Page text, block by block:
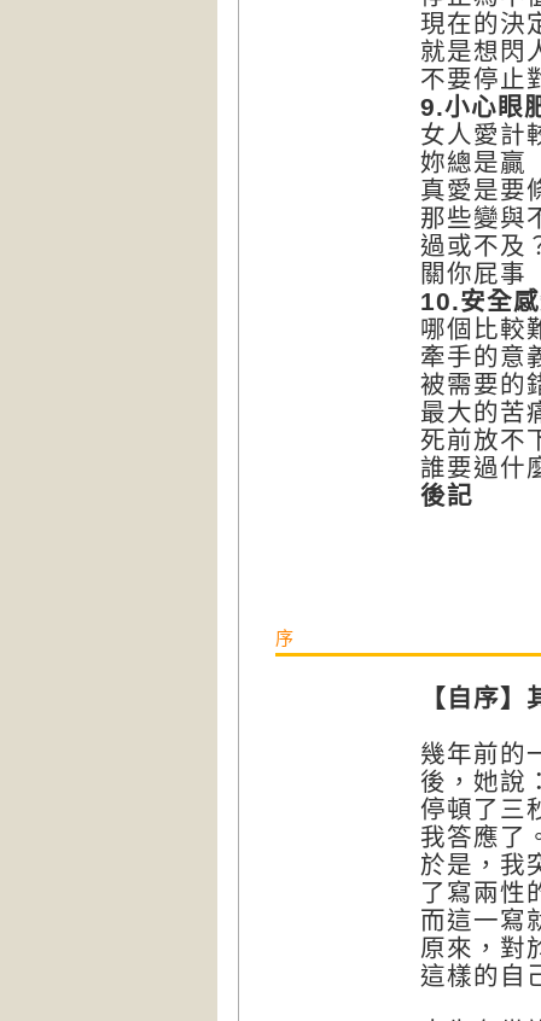
現在的決
就是想閃
不要停止
9.小心眼
女人愛計
妳總是贏
真愛是要
那些變與
過或不及
關你屁事
10.安全
哪個比較
牽手的意
被需要的
最大的苦
死前放不
誰要過什
後記
序
【自序
幾年前的
後，她說
停頓了三
我答應了
於是，我
了寫兩性
而這一寫
原來，對
這樣的自